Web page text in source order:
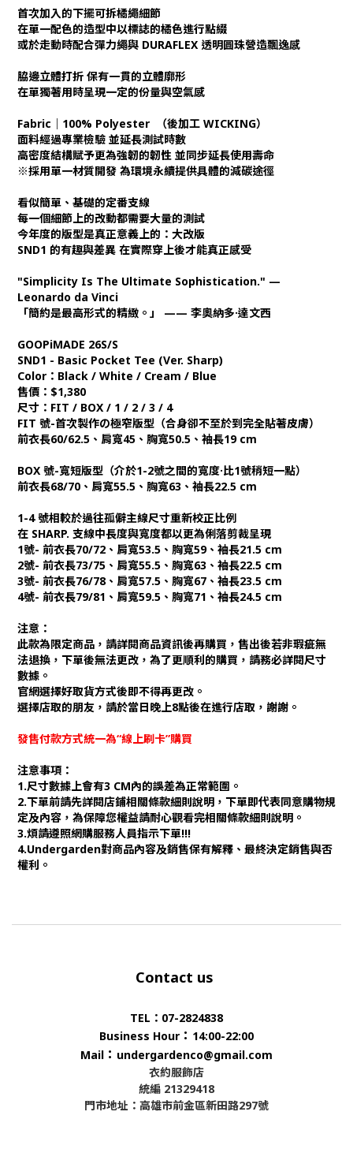
首次加入的下擺可拆橘繩細節
在單一配色的造型中以標誌的橘色進行點綴
或於走動時配合彈力繩與 DURAFLEX 透明圓珠營造飄逸感
脇邊立體打折 保有一貫的立體廓形
在單獨著用時呈現一定的份量與空氣感
Fabric｜100% Polyester （後加工 WICKING）
面料經過專業檢驗 並延長測試時數
高密度結構賦予更為強韌的韌性 並同步延長使用壽命
※採用單一材質開發 為環境永續提供具體的減碳途徑
看似簡單、基礎的定番支線
每一個細節上的改動都需要大量的測試
今年度的版型是真正意義上的：大改版
SND1 的有趣與差異 在實際穿上後才能真正感受
"Simplicity Is The Ultimate Sophistication." —
Leonardo da Vinci
「簡約是最高形式的精緻。」 —— 李奧納多·達文西
GOOPiMADE 26S/S
SND1 - Basic Pocket Tee (Ver. Sharp)
Color：Black / White / Cream / Blue
售價：$1,380
尺寸：FIT / BOX / 1 / 2 / 3 / 4
FIT 號-首次製作の極窄版型（合身卻不至於到完全貼著皮膚）
前衣長60/62.5、肩寬45、胸寬50.5、袖長19 cm
BOX 號-寬短版型（介於1-2號之間的寬度·比1號稍短一點）
前衣長68/70、肩寬55.5、胸寬63、袖長22.5 cm
1-4 號相較於過往孤僻主線尺寸重新校正比例
在 SHARP. 支線中長度與寬度都以更為俐落剪裁呈現
1號- 前衣長70/72、肩寬53.5、胸寬59、袖長21.5 cm
2號- 前衣長73/75、肩寬55.5、胸寬63、袖長22.5 cm
3號- 前衣長76/78、肩寬57.5、胸寬67、袖長23.5 cm
4號- 前衣長79/81、肩寬59.5、胸寬71、袖長24.5 cm
注意：
此款為限定商品，請詳閱商品資訊後再購買，售出後若非瑕疵無
法退換，下單後無法更改，為了更順利的購買，請務必詳閱尺寸
數據。
官網選擇好取貨方式後即不得再更改。
選擇店取的朋友，請於當日晚上8點後在進行店取，謝謝。
發售付款方式統一為“線上刷卡”購買
注意事項：
1.尺寸數據上會有3 CM內的誤差為正常範圍。
2.下單前請先詳閱店鋪相關條款細則說明，下單即代表同意購物規
定及內容，為保障您權益請耐心觀看完相關條款細則說明。
3.煩請遵照網購服務人員指示下單!!!
4.Undergarden對商品內容及銷售保有解釋、最終決定銷售與否
權利。
Contact us
TEL：07-2824838
Business Hour ： 14:00-22:00
Mail ： undergardenco@gmail.com
衣約服飾店
統編 21329418
門市地址：高雄市前金區新田路297號